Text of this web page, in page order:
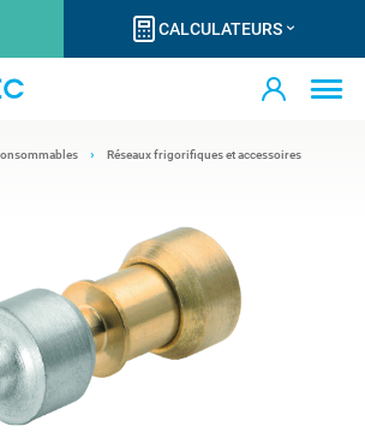
CALCULATEURS
Réseaux frigorifiques et accessoires